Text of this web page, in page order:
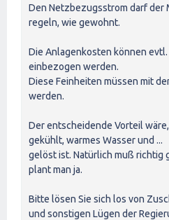
Den Netzbezugsstrom darf der
regeln, wie gewohnt.
Die Anlagenkosten können evtl.
einbezogen werden.
Diese Feinheiten müssen mit
werden.
Der entscheidende Vorteil
gekühlt, warmes Wasser und ...
gelöst ist. Natürlich muß richtig
plant man ja.
Bitte lösen Sie sich los von
und sonstigen Lügen der